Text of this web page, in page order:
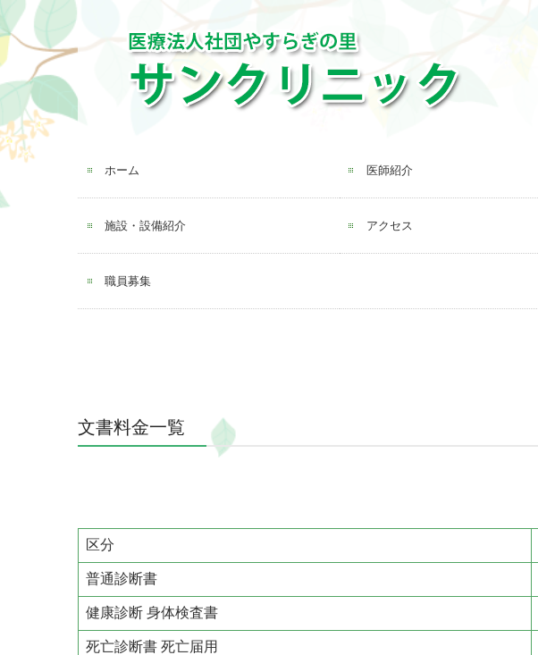
ホーム 医師紹介
施設・設備紹介 アクセス
職員募集
文書料金一覧
区分
普通診断書
健康診断 身体検査書
死亡診断書 死亡届用